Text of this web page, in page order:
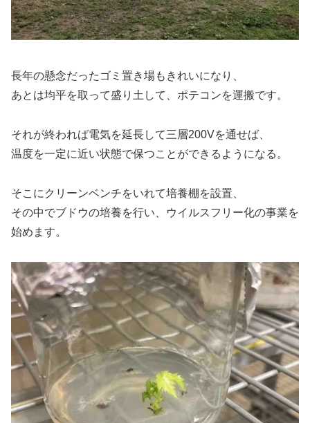
長年の懸念だったゴミ置き場もきれいになり、
あとは均平を取って盛り土して、ポテコンを運搬です。
それが終われば電気を延長して三層200Vを通せば、
温度を一定に近い状態で保つことができるようになる。
そこにクリーンベンチをいれて培養棚を設置、
その中でブドウの培養を行い、ウイルスフリー化の事業を
始めます。